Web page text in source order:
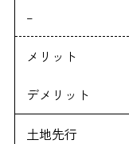
–
メリット
デメリット
土地先行